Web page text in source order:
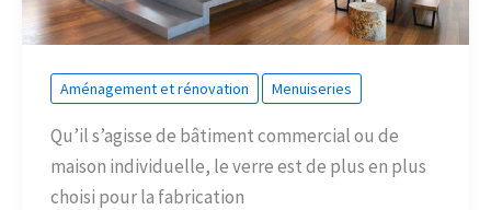
Aménagement et rénovation Menuiseries
Qu’il s’agisse de bâtiment commercial ou de
maison individuelle, le verre est de plus en plus
choisi pour la fabrication